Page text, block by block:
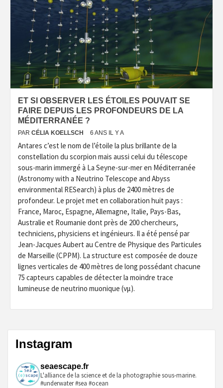
ET SI OBSERVER LES ÉTOILES POUVAIT SE
FAIRE DEPUIS LES PROFONDEURS DE LA
MÉDITERRANÉE ?
PAR CÉLIA KOELLSCH 6 ANS IL Y A
Antares c’est le nom de l’étoile la plus brillante de la
constellation du scorpion mais aussi celui du télescope
sous-marin immergé à La Seyne-sur-mer en Méditerranée
(Astronomy with a Neutrino Telescope and Abyss
environmental RESearch) à plus de 2400 mètres de
profondeur. Le projet met en collaboration huit pays :
France, Maroc, Espagne, Allemagne, Italie, Pays-Bas,
Australie et Roumanie dont près de 200 chercheurs,
techniciens, physiciens et ingénieurs. Il a été pensé par
Jean-Jacques Aubert au Centre de Physique des Particules
de Marseille (CPPM). La structure est composée de douze
lignes verticales de 400 mètres de long possédant chacune
75 capteurs capables de détecter la moindre trace
lumineuse de neutrino muonique (νμ).
Instagram
seaescape.fr
L'alliance de la science et de la photographie sous-marine.
#underwater #sea #ocean